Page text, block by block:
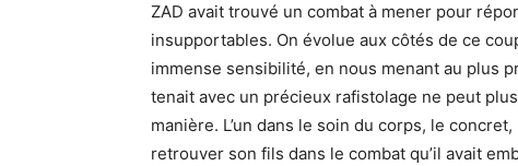
ZAD avait trouvé un combat à mener pour
insupportables. On évolue aux côtés de ce
immense sensibilité, en nous menant au plus
tenait avec un précieux rafistolage ne peut
manière. L’un dans le soin du corps, le
retrouver son fils dans le combat qu’il avait